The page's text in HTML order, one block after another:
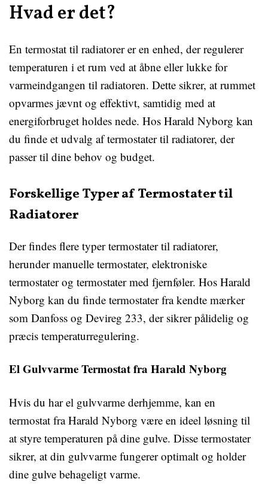
Hvad er det?
En termostat til radiatorer er en enhed, der regulerer
temperaturen i et rum ved at åbne eller lukke for
varmeindgangen til radiatoren. Dette sikrer, at rummet
opvarmes jævnt og effektivt, samtidig med at
energiforbruget holdes nede. Hos Harald Nyborg kan
du finde et udvalg af termostater til radiatorer, der
passer til dine behov og budget.
Forskellige Typer af Termostater til
Radiatorer
Der findes flere typer termostater til radiatorer,
herunder manuelle termostater, elektroniske
termostater og termostater med fjernføler. Hos Harald
Nyborg kan du finde termostater fra kendte mærker
som Danfoss og Devireg 233, der sikrer pålidelig og
præcis temperaturregulering.
El Gulvvarme Termostat fra Harald Nyborg
Hvis du har el gulvvarme derhjemme, kan en
termostat fra Harald Nyborg være en ideel løsning til
at styre temperaturen på dine gulve. Disse termostater
sikrer, at din gulvvarme fungerer optimalt og holder
dine gulve behageligt varme.